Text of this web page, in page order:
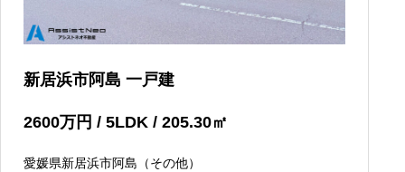
新居浜市阿島 一戸建
2600万円 / 5LDK / 205.30㎡
愛媛県新居浜市阿島（その他）